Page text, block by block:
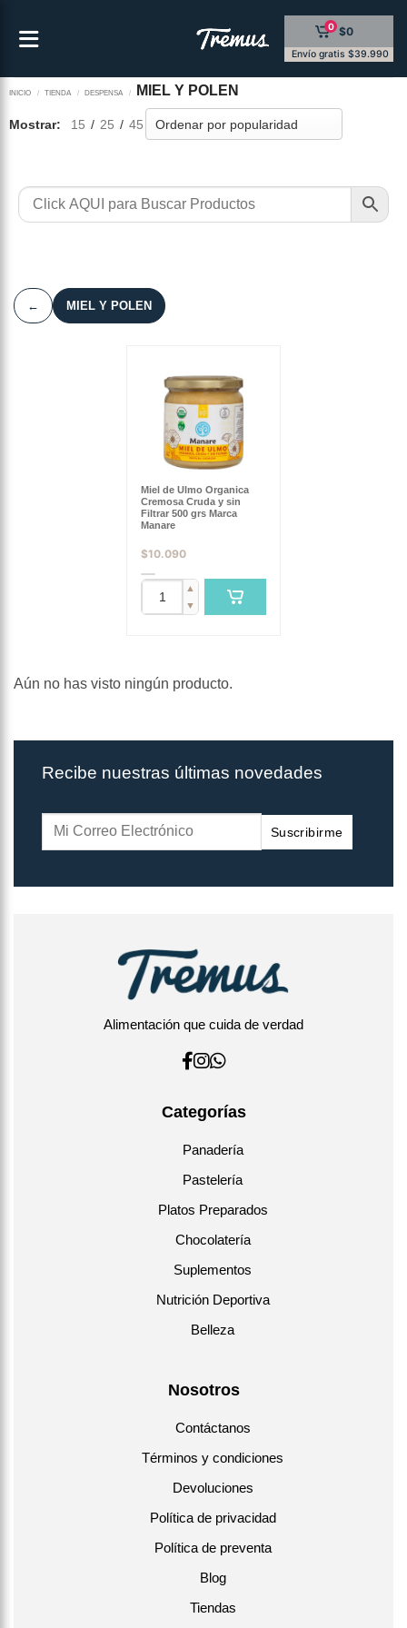
0 $0
Envío gratis $39.990
INICIO / TIENDA / DESPENSA / MIEL Y POLEN
Mostrar: 15 / 25 / 45
← MIEL Y POLEN
Miel de Ulmo Organica
Cremosa Cruda y sin
Filtrar 500 grs Marca
Manare
$10.090
▲
▼
Aún no has visto ningún producto.
Recibe nuestras últimas novedades
Suscribirme
Alimentación que cuida de verdad
Categorías
Panadería
Pastelería
Platos Preparados
Chocolatería
Suplementos
Nutrición Deportiva
Belleza
Nosotros
Contáctanos
Términos y condiciones
Devoluciones
Política de privacidad
Política de preventa
Blog
Tiendas